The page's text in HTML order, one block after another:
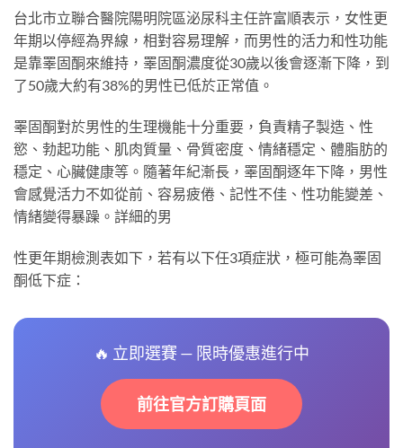
台北市立聯合醫院陽明院區泌尿科主任許富順表示，女性更
年期以停經為界線，相對容易理解，而男性的活力和性功能
是靠睪固酮來維持，睪固酮濃度從30歲以後會逐漸下降，到
了50歲大約有38%的男性已低於正常值。
睪固酮對於男性的生理機能十分重要，負責精子製造、性
慾、勃起功能、肌肉質量、骨質密度、情緒穩定、體脂肪的
穩定、心臟健康等。隨著年紀漸長，睪固酮逐年下降，男性
會感覺活力不如從前、容易疲倦、記性不佳、性功能變差、
情緒變得暴躁。詳細的男
性更年期檢測表如下，若有以下任3項症狀，極可能為睪固
酮低下症：
🔥 立即選賽 — 限時優惠進行中
前往官方訂購頁面